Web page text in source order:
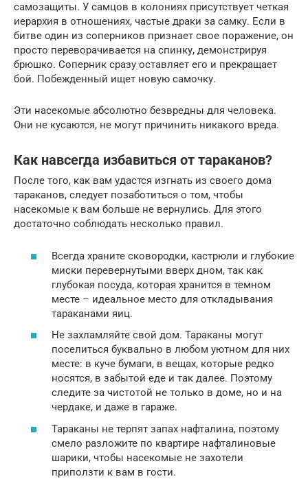
самозащиты. У самцов в колониях присутствует четкая
иерархия в отношениях, частые драки за самку. Если в
битве один из соперников признает свое поражение, он
просто переворачивается на спинку, демонстрируя
брюшко. Соперник сразу оставляет его и прекращает
бой. Побежденный ищет новую самочку.
Эти насекомые абсолютно безвредны для человека.
Они не кусаются, не могут причинить никакого вреда.
Как навсегда избавиться от тараканов?
После того, как вам удастся изгнать из своего дома
тараканов, следует позаботиться о том, чтобы
насекомые к вам больше не вернулись. Для этого
достаточно соблюдать несколько правил.
Всегда храните сковородки, кастрюли и глубокие
миски перевернутыми вверх дном, так как
глубокая посуда, которая хранится в темном
месте – идеальное место для откладывания
тараканами яиц.
Не захламляйте свой дом. Тараканы могут
поселиться буквально в любом уютном для них
месте: в куче бумаги, в вещах, которые редко
носятся, в забытой еде и так далее. Поэтому
следите за чистотой не только в доме, но и на
чердаке, и даже в гараже.
Тараканы не терпят запах нафталина, поэтому
смело разложите по квартире нафталиновые
шарики, чтобы насекомые не захотели
приползти к вам в гости.